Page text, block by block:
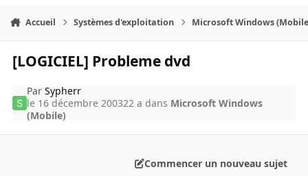
Accueil Systèmes d'exploitation Microsoft Windows
[LOGICIEL] Probleme dvd
ParSypherr
le 16 décembre 200322 a dans Microsoft Windows
(Mobile)
Commencer un nouveau sujet